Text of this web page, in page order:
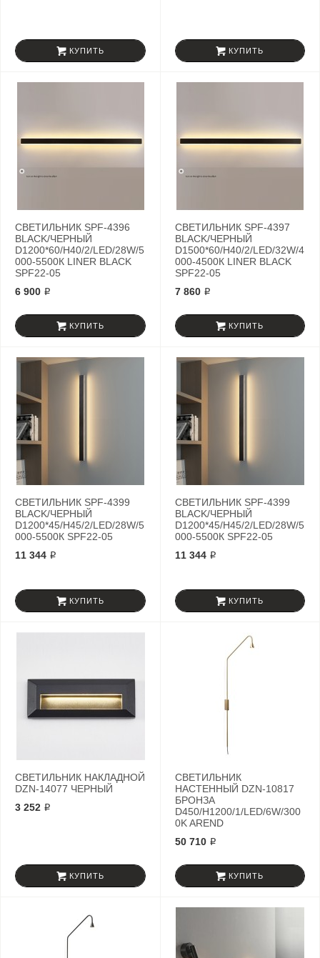
КУПИТЬ КУПИТЬ
СВЕТИЛЬНИК SPF-4396
BLACK/ЧЕРНЫЙ
D1200*60/H40/2/LED/28W/5
000-5500К LINER BLACK
SPF22-05
6 900 ₽
КУПИТЬ
СВЕТИЛЬНИК SPF-4397
BLACK/ЧЕРНЫЙ
D1500*60/H40/2/LED/32W/4
000-4500К LINER BLACK
SPF22-05
7 860 ₽
КУПИТЬ
СВЕТИЛЬНИК SPF-4399
BLACK/ЧЕРНЫЙ
D1200*45/H45/2/LED/28W/5
000-5500К SPF22-05
11 344 ₽
КУПИТЬ
СВЕТИЛЬНИК SPF-4399
BLACK/ЧЕРНЫЙ
D1200*45/H45/2/LED/28W/5
000-5500К SPF22-05
11 344 ₽
КУПИТЬ
СВЕТИЛЬНИК НАКЛАДНОЙ
DZN-14077 ЧЕРНЫЙ
3 252 ₽
КУПИТЬ
СВЕТИЛЬНИК
НАСТЕННЫЙ DZN-10817
БРОНЗА
D450/H1200/1/LED/6W/300
0K AREND
50 710 ₽
КУПИТЬ